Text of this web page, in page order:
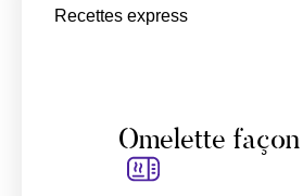
Recettes express
Omelette